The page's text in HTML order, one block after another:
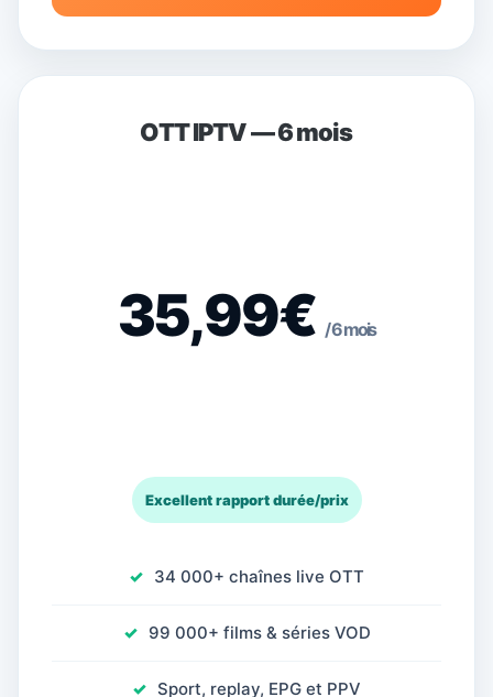
OTT IPTV — 6 mois
35,99€/ 6 mois
Excellent rapport durée/prix
34 000+ chaînes live OTT
99 000+ films & séries VOD
Sport, replay, EPG et PPV